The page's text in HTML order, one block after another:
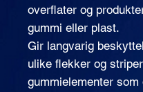
overflater og
gummi eller plast.
Gir langvarig
ulike flekker og
gummielementer som